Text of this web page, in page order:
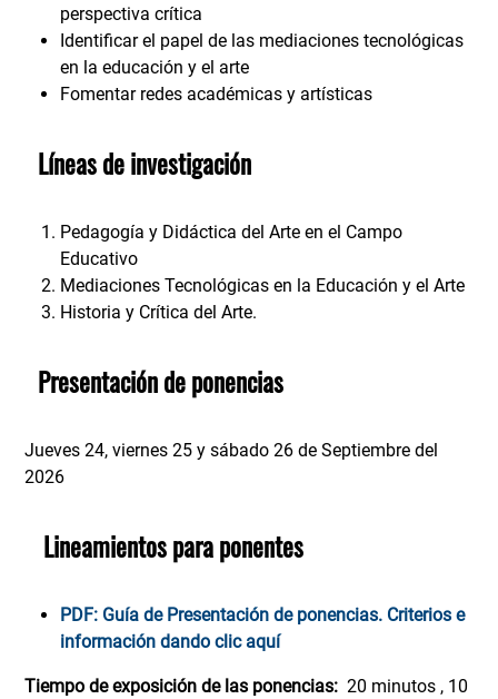
perspectiva crítica
Identificar el papel de las mediaciones tecnológicas
en la educación y el arte
Fomentar redes académicas y artísticas
Líneas de investigación
Pedagogía y Didáctica del Arte en el Campo
Educativo
Mediaciones Tecnológicas en la Educación y el Arte
Historia y Crítica del Arte.
Presentación de ponencias
Jueves 24, viernes 25 y sábado 26 de Septiembre del
2026
Lineamientos para ponentes
PDF: Guía de Presentación de ponencias. Criterios e
información dando clic aquí
Tiempo de exposición de las ponencias: 20 minutos , 10